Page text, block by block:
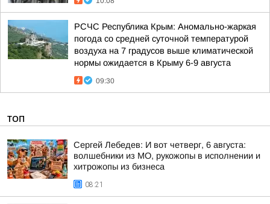
РСЧС Республика Крым: Аномально-жаркая
погода со средней суточной температурой
воздуха на 7 градусов выше климатической
нормы ожидается в Крыму 6-9 августа
09:30
ТОП
Сергей Лебедев: И вот четверг, 6 августа:
волшебники из МО, рукожопы в исполнении и
хитрожопы из бизнеса
08:21